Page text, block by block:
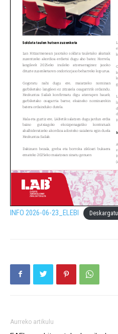
INFO 2026-06-23_ELEBI Deskargatu
Aurreko artikulu